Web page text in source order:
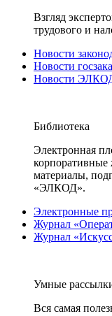
Взгляд
трудового и
Новости
Новости
Новости
Библиотека
Электронная
материалы,
«ЭЛКОД».
Электронные
Журнал
Журнал
Умные
Вся самая